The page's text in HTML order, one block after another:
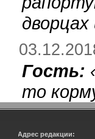
Гость:
то
Адрес редакции: